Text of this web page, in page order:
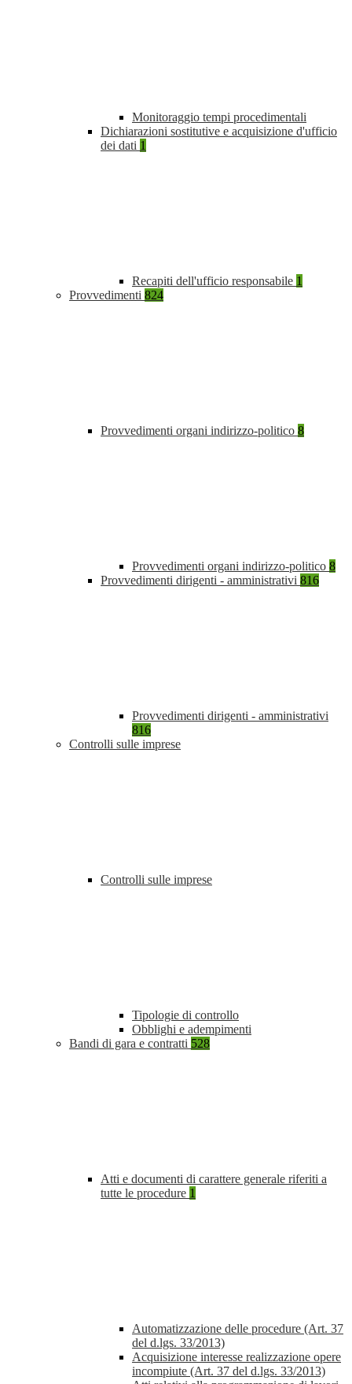
Monitoraggio tempi procedimentali
Dichiarazioni sostitutive e acquisizione d'ufficio
dei dati 1
Recapiti dell'ufficio responsabile 1
Provvedimenti 824
Provvedimenti organi indirizzo-politico 8
Provvedimenti organi indirizzo-politico 8
Provvedimenti dirigenti - amministrativi 816
Provvedimenti dirigenti - amministrativi
816
Controlli sulle imprese
Controlli sulle imprese
Tipologie di controllo
Obblighi e adempimenti
Bandi di gara e contratti 528
Atti e documenti di carattere generale riferiti a
tutte le procedure 1
Automatizzazione delle procedure (Art. 37
del d.lgs. 33/2013)
Acquisizione interesse realizzazione opere
incompiute (Art. 37 del d.lgs. 33/2013)